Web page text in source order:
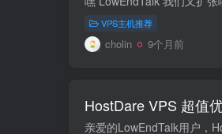
VPS主机推荐
cholin 9个月前
HostDare VPS 超值